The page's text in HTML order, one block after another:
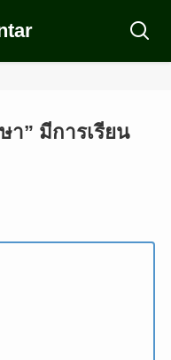
” มีการเรียน